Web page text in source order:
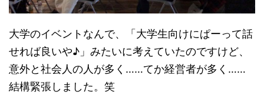
大学のイベントなんで、「大学生向けにぱーって話
せれば良いや♪」みたいに考えていたのですけど、
意外と社会人の人が多く……てか経営者が多く……
結構緊張しました。笑